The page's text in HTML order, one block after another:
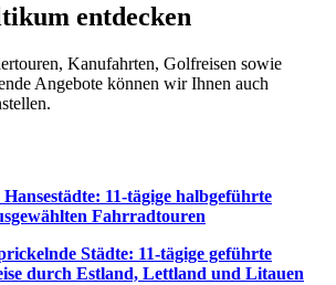
entdecken
Kanufahrten, Golfreisen sowie
Angebote können wir Ihnen auch
11-tägige halbgeführte
Fahrradtouren
Städte: 11-tägige geführte
durch Estland, Lettland und Litauen